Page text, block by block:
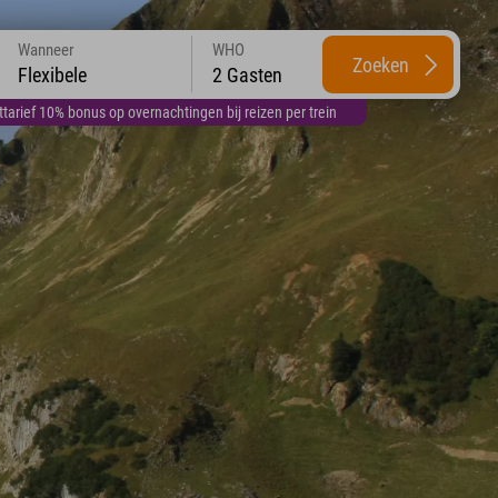
10% bonus op overnachtingen bij reizen per trein
Wanneer
Flexibele
WHO
2 Gasten Zoeken